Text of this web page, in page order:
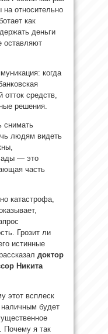
на относительно
как
деньги
оставляют
когда
средств,
решения.
снимать
людям видеть
— это
часть
катастрофа,
Грозит ли
истинные
доктор
Никита
этот всплеск
будет
Почему я так